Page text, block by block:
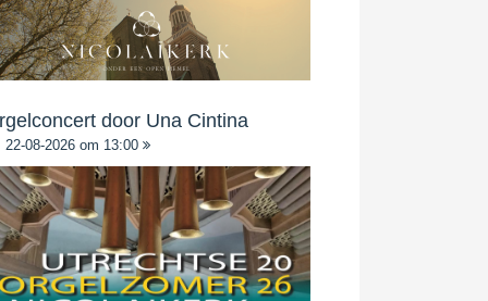
door Una Cintina
22-08-2026 om 13:00